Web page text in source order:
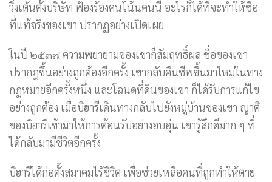
วิ่งเต้นตั้งบริษัท ฟ้องร้องคนโน้นคนนี้ อะไรก็ได้ที่จะทำให้ชื่อ
ที่แท้จริงของเขา ปรากฏอย่างเปิดเผย
ในปี ๒๕๓๗ ความพยายามของเขาก็สัมฤทธิ์ผล ชื่อของเขา
ปรากฎขึ้นอย่างถูกต้องอีกครั้ง เขากลับคืนชีพขึ้นมาใหม่ในทาง
กฎหมายอีกครั้งหนึ่ง และโฉนดที่ดินของเขา ก็ได้รับการแก้ไข
อย่างถูกต้อง เมื่อบิฮารีเดินทางกลับไปยังหมู่บ้านของเขา ญาติ
ของบิฮารีเข้ามาให้การต้อนรับอย่างอบอุ่น เขารู้สึกดีมาก ๆ ที่
ได้กลับมามีชีวิตอีกครั้ง
บิฮารีได้ก่อตั้งสมาคมไร้ชีวิต เพื่อช่วยเหลือคนที่ถูกทำให้ตาย